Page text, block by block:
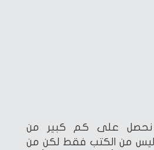
نحصل على كم كبير من
ليس من الكتب فقط لكن من